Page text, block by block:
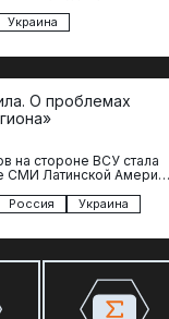
Украина
О проблемах
на стороне ВСУ стала
СМИ Латинской Америки.
Россия Украина